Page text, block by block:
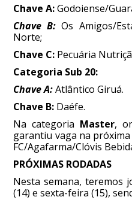
Chave A:Godoiense/
Chave B: Os Amigos/
Norte;
Chave C: Pecuária
Categoria Sub 20:
Chave A:Atlântico Giruá.
Chave B: Daéfe.
Na categoria Master,
garantiu vaga na
FC/Agafarma/Clóvis
PRÓXIMAS RODADAS
Nesta semana, teremos
(14) e sexta-feira (15),